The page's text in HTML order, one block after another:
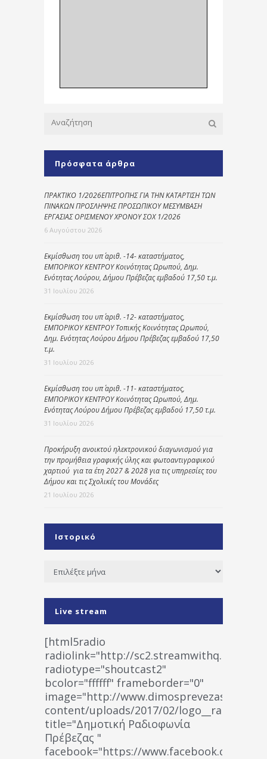
Πρόσφατα άρθρα
ΠΡΑΚΤΙΚΟ 1/2026ΕΠΙΤΡΟΠΗΣ ΓΙΑ ΤΗΝ ΚΑΤΑΡΤΙΣΗ ΤΩΝ
ΠΙΝΑΚΩΝ ΠΡΟΣΛΗΨΗΣ ΠΡΟΣΩΠΙΚΟΥ ΜΕΣΥΜΒΑΣΗ
ΕΡΓΑΣΙΑΣ ΟΡΙΣΜΕΝΟΥ ΧΡΟΝΟΥ ΣΟΧ 1/2026
6 Αυγούστου 2026
Εκμίσθωση του υπ΄ αριθ. -14- καταστήματος,
ΕΜΠΟΡΙΚΟΥ ΚΕΝΤΡΟΥ Κοινότητας Ωρωπού, Δημ.
Ενότητας Λούρου, Δήμου Πρέβεζας εμβαδού 17,50 τ.μ.
31 Ιουλίου 2026
Εκμίσθωση του υπ΄ αριθ. -12- καταστήματος,
ΕΜΠΟΡΙΚΟΥ ΚΕΝΤΡΟΥ Τοπικής Κοινότητας Ωρωπού,
Δημ. Ενότητας Λούρου Δήμου Πρέβεζας εμβαδού 17,50
τ.μ.
31 Ιουλίου 2026
Εκμίσθωση του υπ΄ αριθ. -11- καταστήματος,
ΕΜΠΟΡΙΚΟΥ ΚΕΝΤΡΟΥ Κοινότητας Ωρωπού, Δημ.
Ενότητας Λούρου Δήμου Πρέβεζας εμβαδού 17,50 τ.μ.
31 Ιουλίου 2026
Προκήρυξη ανοικτού ηλεκτρονικού διαγωνισμού για
την προμήθεια γραφικής ύλης και φωτοαντιγραφικού
χαρτιού για τα έτη 2027 & 2028 για τις υπηρεσίες του
Δήμου και τις Σχολικές του Μονάδες
21 Ιουλίου 2026
Ιστορικό
Ιστορικό
Live stream
[html5radio
radiolink="http://
radiotype="shoutcast2"
bcolor="ffffff" frameborder="0"
image="http://www.dimosprevezas.gr/wp-
content/uploads/2017/02/
title="Δημοτική Ραδιοφωνία
Πρέβεζας "
facebook="https://www.facebook.com/